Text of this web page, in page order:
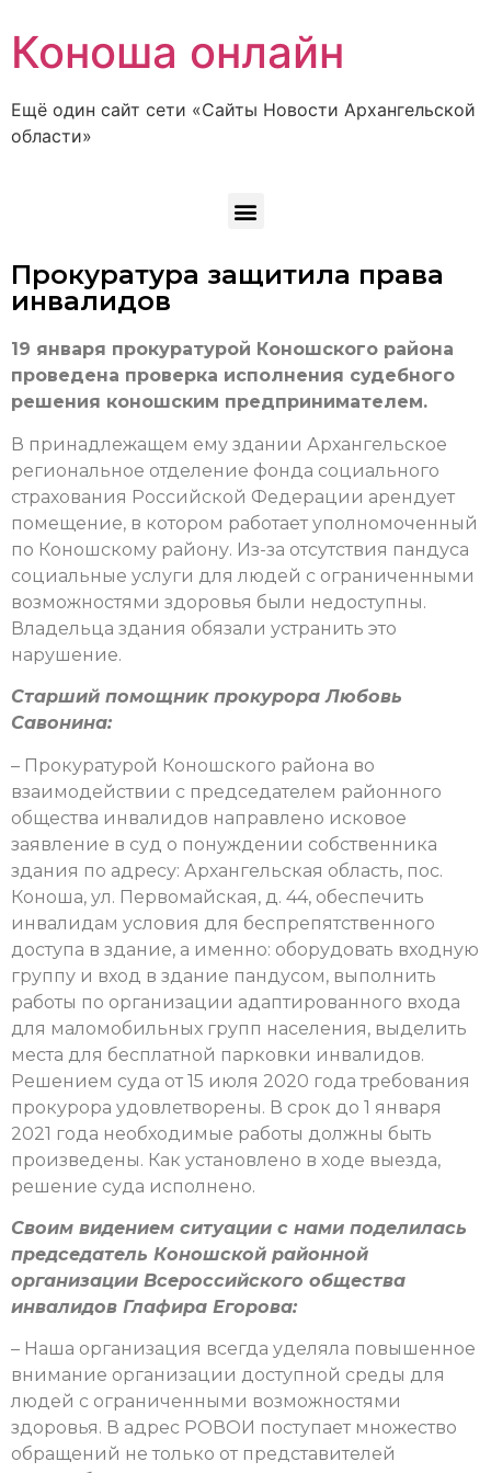
Коноша онлайн
Ещё один сайт сети «Сайты Новости Архангельской
области»
Прокуратура защитила права
инвалидов
19 января прокуратурой Коношского района
проведена проверка исполнения судебного
решения коношским предпринимателем.
В принадлежащем ему здании Архангельское
региональное отделение фонда социального
страхования Российской Федерации арендует
помещение, в котором работает уполномоченный
по Коношскому району. Из-за отсутствия пандуса
социальные услуги для людей с ограниченными
возможностями здоровья были недоступны.
Владельца здания обязали устранить это
нарушение.
Старший помощник прокурора Любовь
Савонина:
– Прокуратурой Коношского района во
взаимодействии с председателем районного
общества инвалидов направлено исковое
заявление в суд о понуждении собственника
здания по адресу: Архангельская область, пос.
Коноша, ул. Первомайская, д. 44, обеспечить
инвалидам условия для беспрепятственного
доступа в здание, а именно: оборудовать входную
группу и вход в здание пандусом, выполнить
работы по организации адаптированного входа
для маломобильных групп населения, выделить
места для бесплатной парковки инвалидов.
Решением суда от 15 июля 2020 года требования
прокурора удовлетворены. В срок до 1 января
2021 года необходимые работы должны быть
произведены. Как установлено в ходе выезда,
решение суда исполнено.
Своим видением ситуации с нами поделилась
председатель Коношской районной
организации Всероссийского общества
инвалидов Глафира Егорова:
– Наша организация всегда уделяла повышенное
внимание организации доступной среды для
людей с ограниченными возможностями
здоровья. В адрес РОВОИ поступает множество
обращений не только от представителей